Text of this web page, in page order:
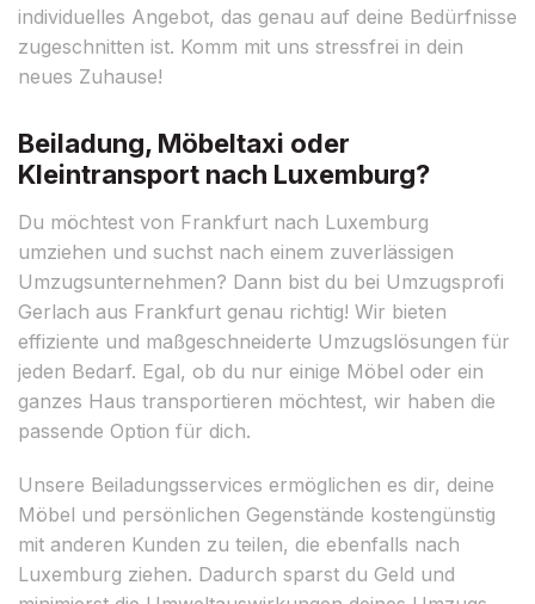
individuelles Angebot, das genau auf deine Bedürfnisse
zugeschnitten ist. Komm mit uns stressfrei in dein
neues Zuhause!
Beiladung, Möbeltaxi oder
Kleintransport nach Luxemburg?
Du möchtest von Frankfurt nach Luxemburg
umziehen und suchst nach einem zuverlässigen
Umzugsunternehmen? Dann bist du bei Umzugsprofi
Gerlach aus Frankfurt genau richtig! Wir bieten
effiziente und maßgeschneiderte Umzugslösungen für
jeden Bedarf. Egal, ob du nur einige Möbel oder ein
ganzes Haus transportieren möchtest, wir haben die
passende Option für dich.
Unsere Beiladungsservices ermöglichen es dir, deine
Möbel und persönlichen Gegenstände kostengünstig
mit anderen Kunden zu teilen, die ebenfalls nach
Luxemburg ziehen. Dadurch sparst du Geld und